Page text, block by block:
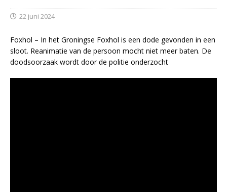
22 juni 2024
Foxhol – In het Groningse Foxhol is een dode gevonden in een
sloot. Reanimatie van de persoon mocht niet meer baten. De
doodsoorzaak wordt door de politie onderzocht